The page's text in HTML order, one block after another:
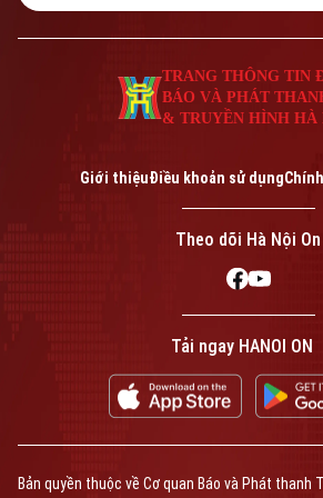
Quần vợt
Liên hệ đường dây nóng (bấm để gọi)
0865.116.699 (hotline)
Tòa soạn
Bản quyền thuộc về Cơ quan Báo và Phát thanh
TRANG THÔNG TIN
BÁO VÀ PHÁT
& TRUYỀN HÌNH HÀ
Giới thiệuĐiều khoản sử dụng
Theo dõi Hà Nội On
Tải ngay HANOI ON
Bản quyền thuộc về Cơ quan Báo và Phát thanh